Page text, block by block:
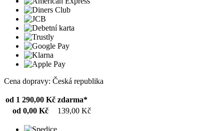
Cena dopravy: Česká republika
od 1 290,00 Kč zdarma*
od 0,00 Kč
139,00 Kč